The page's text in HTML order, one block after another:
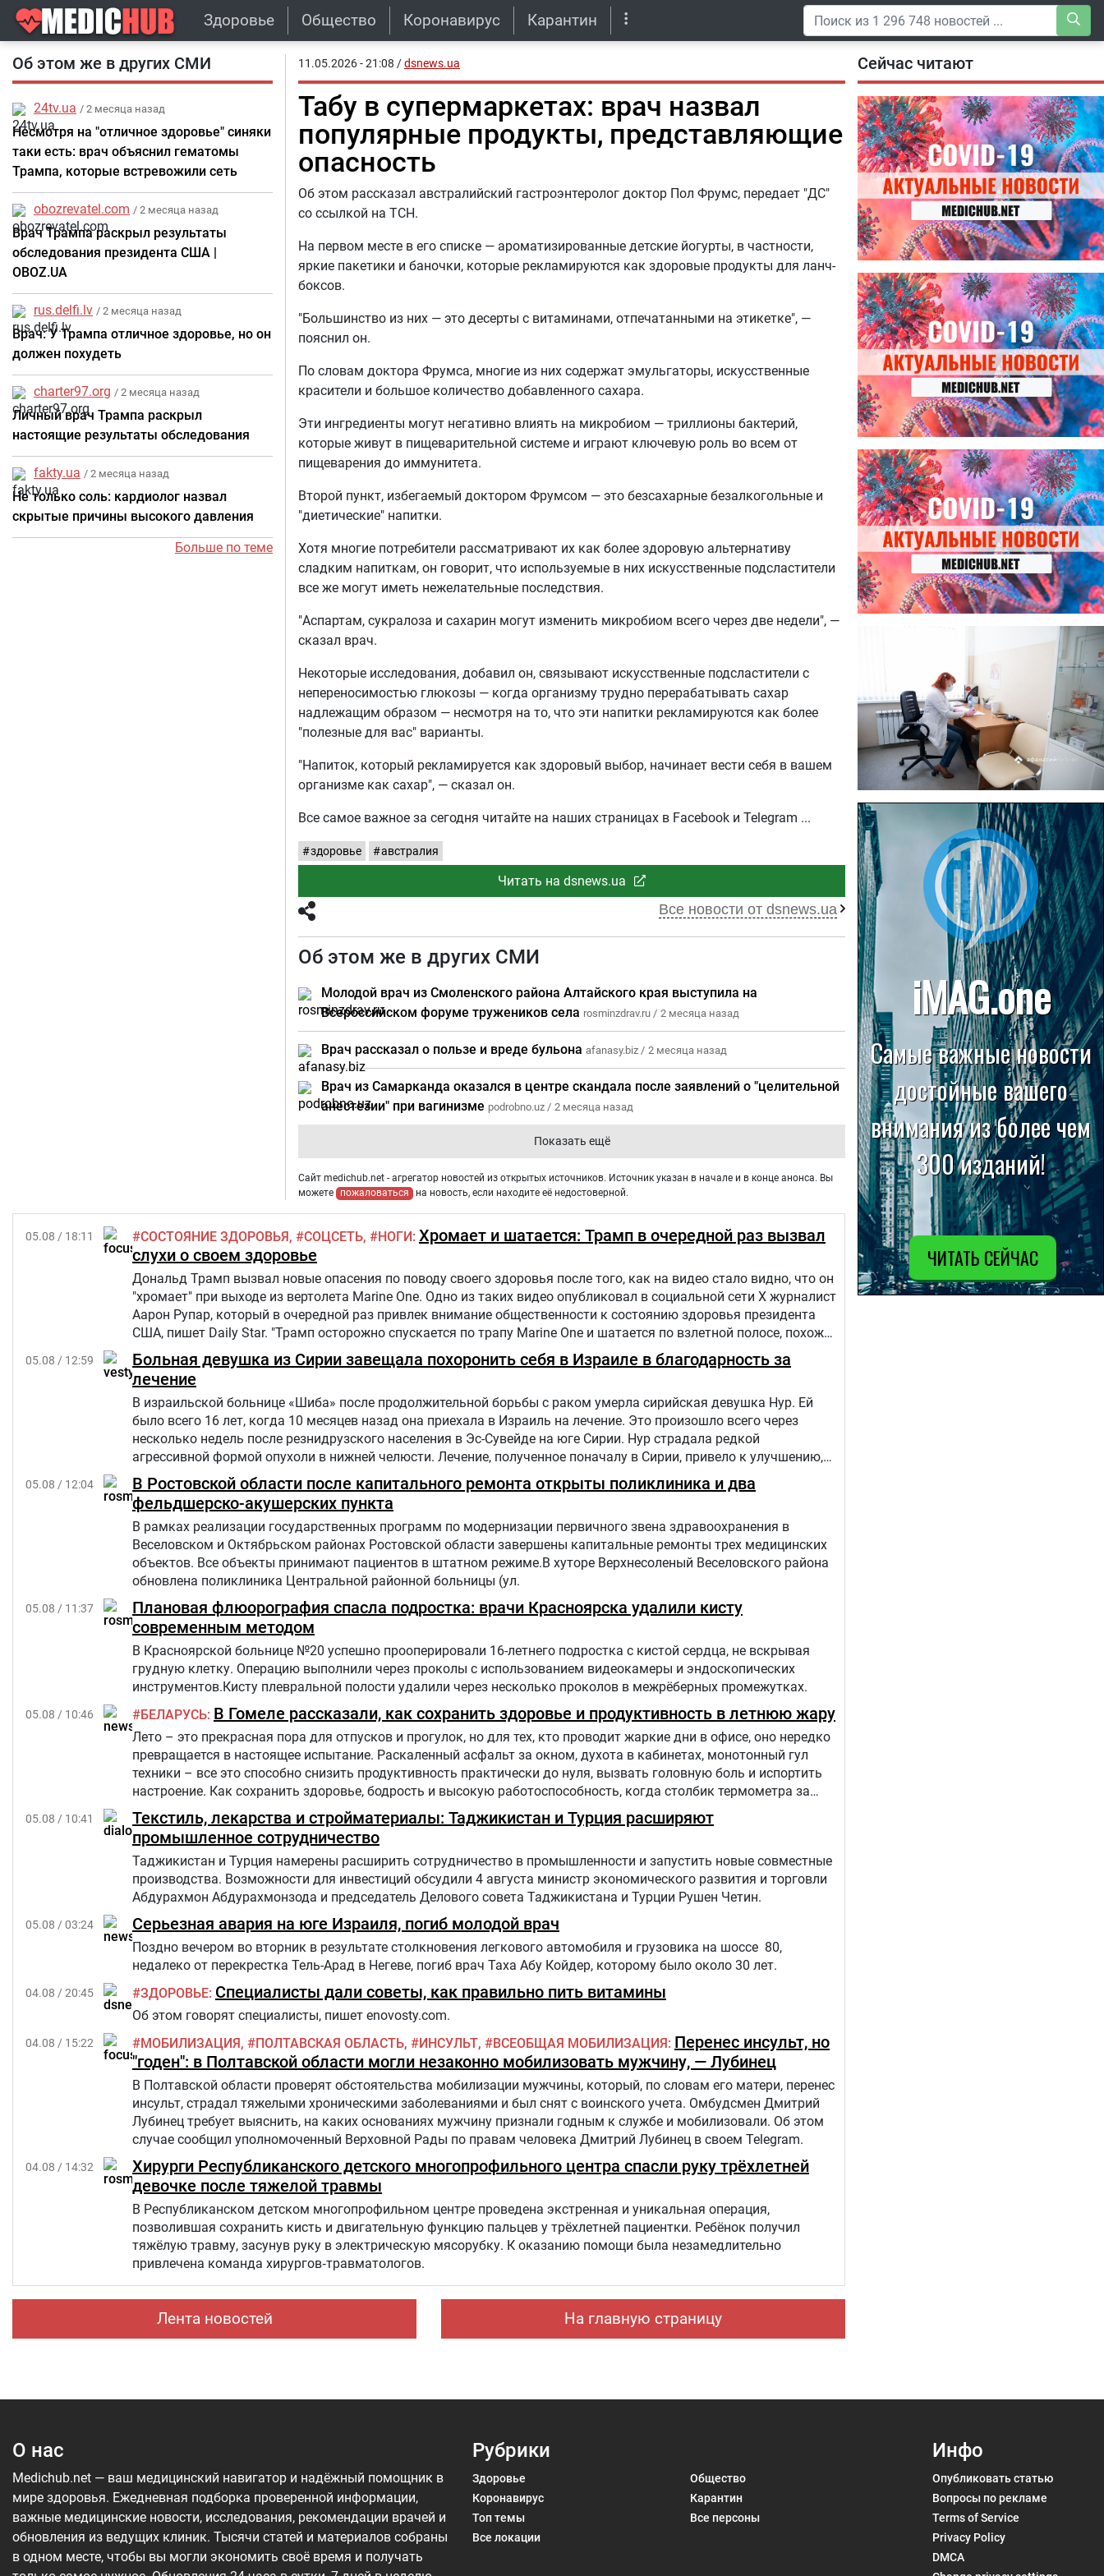
Здоровье Общество Коронавирус Карантин
Об этом же в других СМИ
24tv.ua / 2 месяца назад
Несмотря на "отличное здоровье" синяки
таки есть: врач объяснил гематомы
Трампа, которые встревожили сеть
obozrevatel.com / 2 месяца назад
Врач Трампа раскрыл результаты
обследования президента США |
OBOZ.UA
rus.delfi.lv / 2 месяца назад
Врач: У Трампа отличное здоровье, но он
должен похудеть
charter97.org / 2 месяца назад
Личный врач Трампа раскрыл
настоящие результаты обследования
fakty.ua / 2 месяца назад
Не только соль: кардиолог назвал
скрытые причины высокого давления
Больше по теме
11.05.2026 - 21:08 /dsnews.ua
Табу в супермаркетах: врач назвал
популярные продукты, представляющие
опасность
Об этом рассказал австралийский гастроэнтеролог доктор Пол Фрумс, передает "ДС"
со ссылкой на ТСН.
На первом месте в его списке — ароматизированные детские йогурты, в частности,
яркие пакетики и баночки, которые рекламируются как здоровые продукты для ланч-
боксов.
"Большинство из них — это десерты с витаминами, отпечатанными на этикетке", —
пояснил он.
По словам доктора Фрумса, многие из них содержат эмульгаторы, искусственные
красители и большое количество добавленного сахара.
Эти ингредиенты могут негативно влиять на микробиом — триллионы бактерий,
которые живут в пищеварительной системе и играют ключевую роль во всем от
пищеварения до иммунитета.
Второй пункт, избегаемый доктором Фрумсом — это безсахарные безалкогольные и
"диетические" напитки.
Хотя многие потребители рассматривают их как более здоровую альтернативу
сладким напиткам, он говорит, что используемые в них искусственные подсластители
все же могут иметь нежелательные последствия.
"Аспартам, сукралоза и сахарин могут изменить микробиом всего через две недели", —
сказал врач.
Некоторые исследования, добавил он, связывают искусственные подсластители с
непереносимостью глюкозы — когда организму трудно перерабатывать сахар
надлежащим образом — несмотря на то, что эти напитки рекламируются как более
"полезные для вас" варианты.
"Напиток, который рекламируется как здоровый выбор, начинает вести себя в вашем
организме как сахар", — сказал он.
Все самое важное за сегодня читайте на наших страницах в Facebook и Telegram
здоровье австралия
Читать на dsnews.ua
Все новости от dsnews.ua
Об этом же в других СМИ
Молодой врач из Смоленского района Алтайского края выступила на
Всероссийском форуме тружеников села rosminzdrav.ru / 2 месяца назад
Врач рассказал о пользе и вреде бульона afanasy.biz / 2 месяца назад
Врач из Самарканда оказался в центре скандала после заявлений о "целительной
анестезии" при вагинизме podrobno.uz / 2 месяца назад
Показать ещё
Сайт medichub.net - агрегатор новостей из открытых источников. Источник указан в начале и в конце анонса. Вы
можете
пожаловаться на новость, если находите её недостоверной.
05.08 / 18:11 СОСТОЯНИЕ ЗДОРОВЬЯ СОЦСЕТЬ НОГИ Хромает и шатается: Трамп в очередной раз вызвал
слухи о своем здоровье
Дональд Трамп вызвал новые опасения по поводу своего здоровья после того, как на видео стало видно, что он
"хромает" при выходе из вертолета Marine One. Одно из таких видео опубликовал в социальной сети Х журналист
Аарон Рупар, который в очередной раз привлек внимание общественности к состоянию здоровья президента
США, пишет Daily Star. "Трамп осторожно спускается по трапу Marine One и шатается по взлетной полосе, похоже,
слегка прихрамывая", — написал журналист.
05.08 / 12:59
Больная девушка из Сирии завещала похоронить себя в Израиле в благодарность за
лечение
В израильской больнице «Шиба» после продолжительной борьбы с раком умерла сирийская девушка Нур. Ей
было всего 16 лет, когда 10 месяцев назад она приехала в Израиль на лечение. Это произошло всего через
несколько недель после резнидрузского населения в Эс-Сувейде на юге Сирии. Нур страдала редкой
агрессивной формой опухоли в нижней челюсти. Лечение, полученное поначалу в Сирии, привело к улучшению,
но позже произошел рецидив болезни. Нур попала на лечение в «Шибу» в рамках гуманитарного проекта
«Шевет-ахим» («Кровные братья).
05.08 / 12:04
В Ростовской области после капитального ремонта открыты поликлиника и два
фельдшерско-акушерских пункта
В рамках реализации государственных программ по модернизации первичного звена здравоохранения в
Веселовском и Октябрьском районах Ростовской области завершены капитальные ремонты трех медицинских
объектов. Все объекты принимают пациентов в штатном режиме.В хуторе Верхнесоленый Веселовского района
обновлена поликлиника Центральной районной больницы (ул.
05.08 / 11:37
Плановая флюорография спасла подростка: врачи Красноярска удалили кисту
современным методом
В Красноярской больнице №20 успешно прооперировали 16-летнего подростка с кистой сердца, не вскрывая
грудную клетку. Операцию выполнили через проколы с использованием видеокамеры и эндоскопических
инструментов.Кисту плевральной полости удалили через несколько проколов в межрёберных промежутках.
05.08 / 10:46 БЕЛАРУСЬ В Гомеле рассказали, как сохранить здоровье и продуктивность в летнюю жару
Лето – это прекрасная пора для отпусков и прогулок, но для тех, кто проводит жаркие дни в офисе, оно нередко
превращается в настоящее испытание. Раскаленный асфальт за окном, духота в кабинетах, монотонный гул
техники – все это способно снизить продуктивность практически до нуля, вызвать головную боль и испортить
настроение. Как сохранить здоровье, бодрость и высокую работоспособность, когда столбик термометра за
окном стремится к 30 градусам и выше? – рассказала заведующий отделом общественного
здоровья Анастасия Степанькова.
05.08 / 10:41
Текстиль, лекарства и стройматериалы: Таджикистан и Турция расширяют
промышленное сотрудничество
Таджикистан и Турция намерены расширить сотрудничество в промышленности и запустить новые совместные
производства. Возможности для инвестиций обсудили 4 августа министр экономического развития и торговли
Абдурахмон Абдурахмонзода и председатель Делового совета Таджикистана и Турции Рушен Четин.
05.08 / 03:24 Серьезная авария на юге Израиля, погиб молодой врач
Поздно вечером во вторник в результате столкновения легкового автомобиля и грузовика на шоссе 80,
недалеко от перекрестка Тель-Арад в Негеве, погиб врач Таха Абу Койдер, которому было около 30 лет.
04.08 / 20:45 ЗДОРОВЬЕ Специалисты дали советы, как правильно пить витамины
Об этом говорят специалисты, пишет enovosty.com.
04.08 / 15:22 МОБИЛИЗАЦИЯ ПОЛТАВСКАЯ ОБЛАСТЬ ИНСУЛЬТ ВСЕОБЩАЯ МОБИЛИЗАЦИЯ Перенес инсульт, но
"годен": в Полтавской области могли незаконно мобилизовать мужчину, — Лубинец
В Полтавской области проверят обстоятельства мобилизации мужчины, который, по словам его матери, перенес
инсульт, страдал тяжелыми хроническими заболеваниями и был снят с воинского учета. Омбудсмен Дмитрий
Лубинец требует выяснить, на каких основаниях мужчину признали годным к службе и мобилизовали. Об этом
случае сообщил уполномоченный Верховной Рады по правам человека Дмитрий Лубинец в своем Telegram.
04.08 / 14:32
Хирурги Республиканского детского многопрофильного центра спасли руку трёхлетней
девочке после тяжелой травмы
В Республиканском детском многопрофильном центре проведена экстренная и уникальная операция,
позволившая сохранить кисть и двигательную функцию пальцев у трёхлетней пациентки. Ребёнок получил
тяжёлую травму, засунув руку в электрическую мясорубку. К оказанию помощи была незамедлительно
привлечена команда хирургов‑травматологов.
Лента новостей На главную страницу
Сейчас читают
04.08.2026
Специалисты дали советы, как
правильно пить витамины
27.07.2026
Лучше фасоли: диетолог
названа 8 продуктов,
содержащих много клетчатки
угрозы: что нужно знать о
летних инфекциях
22.07.2026
Больница в Спирово работает
без рентгеновского кабинета
О нас
Medichub.net — ваш медицинский навигатор и надёжный помощник в
мире здоровья. Ежедневная подборка проверенной информации,
важные медицинские новости, исследования, рекомендации врачей и
обновления из ведущих клиник. Тысячи статей и материалов собраны
в одном месте, чтобы вы могли экономить своё время и получать
Рубрики
Здоровье
Общество
Коронавирус
Карантин
Топ темы
Все персоны
Все локации
Инфо
Опубликовать статью
Вопросы по рекламе
Terms of Service
Privacy Policy
DMCA